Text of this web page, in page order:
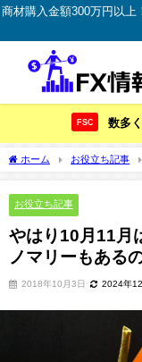
商材購入金額300万円以上
FSC 数多
ホーム お役立ち記事
お役立ち記事
やはり10月11月
ノマリーもある
2018年10月3日 2024年